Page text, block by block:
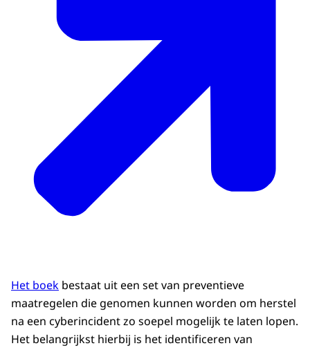
Het boek bestaat uit een set van preventieve
maatregelen die genomen kunnen worden om herstel
na een cyberincident zo soepel mogelijk te laten lopen.
Het belangrijkst hierbij is het identificeren van